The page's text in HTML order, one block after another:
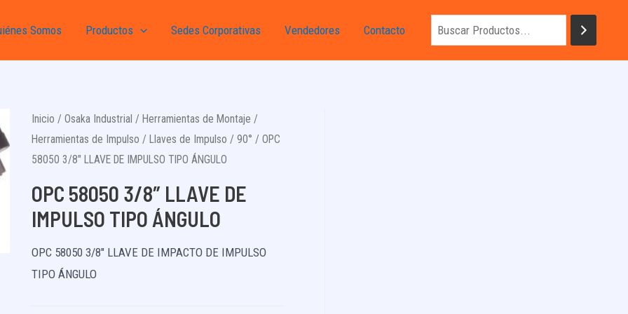
Somos Productos Sedes Corporativas Vendedores Contacto
Inicio / Osaka Industrial / Herramientas de Montaje /
Herramientas de Impulso / Llaves de Impulso / 90° / OPC
58050 3/8″ LLAVE DE IMPULSO TIPO ÁNGULO
OPC 58050 3/8″ LLAVE DE
IMPULSO TIPO ÁNGULO
OPC 58050 3/8″ LLAVE DE IMPACTO DE IMPULSO
TIPO ÁNGULO